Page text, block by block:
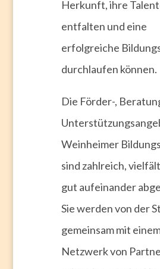
Herkunft, ihre
entfalten und eine
erfolgreiche
durchlaufen können.
Die Förder-,
Weinheimer
sind zahlreich,
gut aufeinander
Sie werden von der
gemeinsam mit
Netzwerk von